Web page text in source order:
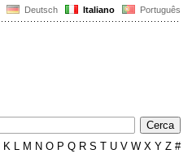
Deutsch Italiano Português
K L M N O P Q R S T U V W X Y Z #